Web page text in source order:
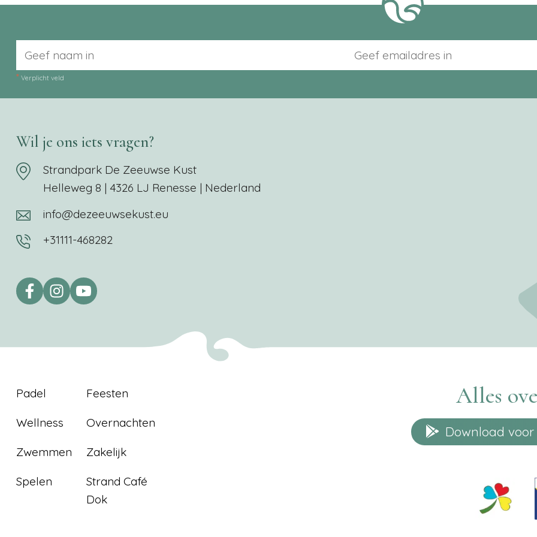
*Verplicht veld
Wil je ons iets vragen?
Strandpark De Zeeuwse Kust
Helleweg 8 | 4326 LJ Renesse | Nederland
info@dezeeuwsekust.eu
+31111-468282
Padel
Wellness
Zwemmen
Spelen
Feesten
Overnachten
Zakelijk
Strand Café
Dok
Alles
Download